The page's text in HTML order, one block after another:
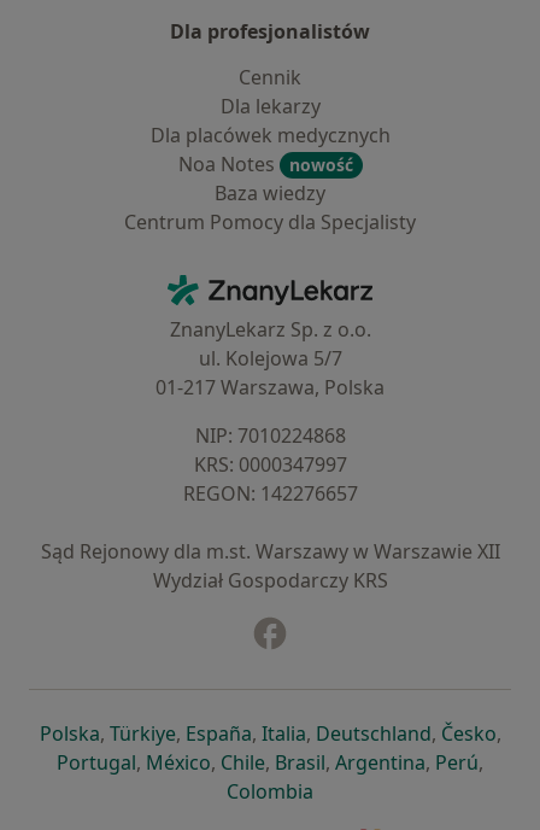
Dla profesjonalistów
Cennik
Dla lekarzy
Dla placówek medycznych
Noa Notes
nowość
Baza wiedzy
Centrum Pomocy dla Specjalisty
ZnanyLekarz - Strona główna
ZnanyLekarz Sp. z o.o.
ul. Kolejowa 5/7
01-217 Warszawa, Polska
NIP: ⁠7010224868
KRS: ⁠0000347997
REGON: ⁠142276657
Sąd Rejonowy dla m.st. Warszawy w Warszawie XII
Wydział Gospodarczy KRS
Polskaotwiera się w nowej karcie
, Türkiyeotwiera się w nowej karcie
, Españaotwiera się w nowej karcie
, Italiaotwiera się w nowej
, Deutschlandotwiera się
, Česko,
Portugalotwiera się w nowej karcie
, Méxicootwiera się w nowej karcie
, Chileotwiera się w nowej karcie
, Brasilotwiera się w nowej
, Argentinaotwiera się
, Perú,
Colombia